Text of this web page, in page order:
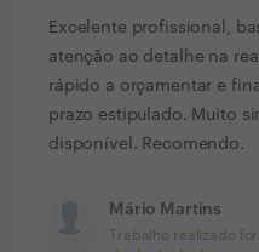
Excelente profissional,
atenção ao detalhe na
rápido a orçamentar e
prazo estipulado. Muito
disponível. Recomendo.
Mário Martins
Trabalho realizado